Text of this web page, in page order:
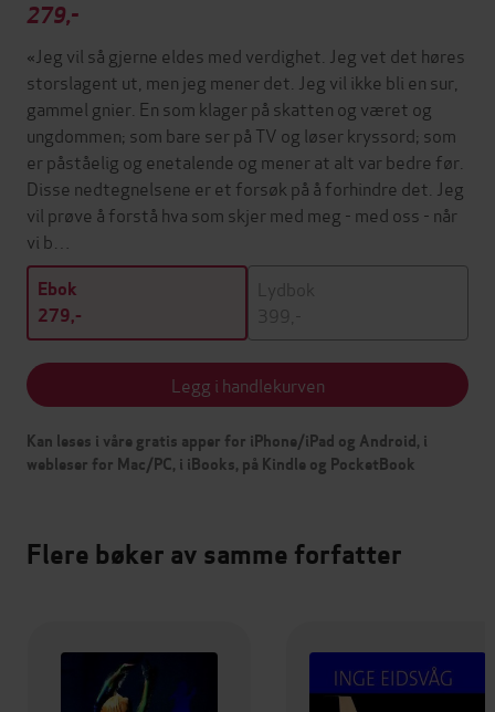
279,-
«Jeg vil så gjerne eldes med verdighet. Jeg vet det høres
storslagent ut, men jeg mener det. Jeg vil ikke bli en sur,
gammel gnier. En som klager på skatten og været og
ungdommen; som bare ser på TV og løser kryssord; som
er påståelig og enetalende og mener at alt var bedre før.
Disse nedtegnelsene er et forsøk på å forhindre det. Jeg
vil prøve å forstå hva som skjer med meg - med oss - når
vi b…
Ebok
279,-
Lydbok
399,-
Legg i handlekurven
Kan leses i våre gratis apper for iPhone/iPad og Android, i
webleser for Mac/PC, i iBooks, på Kindle og PocketBook
Flere bøker av samme forfatter